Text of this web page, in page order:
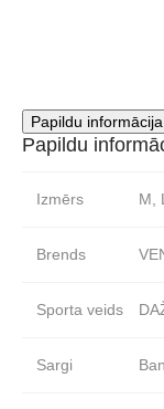
Papildu informācija
Papildu
Izmērs M,
Brends
Sporta veids
Sargi